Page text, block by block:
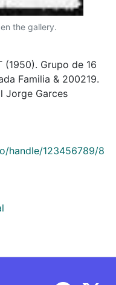
the gallery.
(1950). Grupo de 16
Familia & 200219.
Jorge Garces
handle/123456789/8